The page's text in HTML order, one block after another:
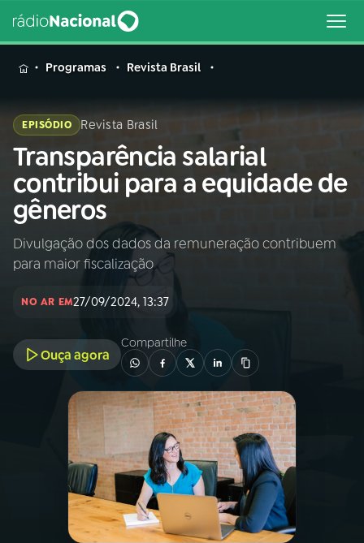
MENU
Buscar
na
Rádio
Nacional
Buscar
AO VIVO
INÍCIO
A RÁDIO
PROGRAMAÇÃO
PROGRAMAS
PODCASTS
Programas Revista Brasil
EPISÓDIO Revista Brasil
Transparência salarial
contribui para a equidade de
gêneros
Divulgação dos dados da remuneração contribuem
para maior fiscalização
NO AR EM27/09/2024, 13:37
Ouça agora
Compartilhe